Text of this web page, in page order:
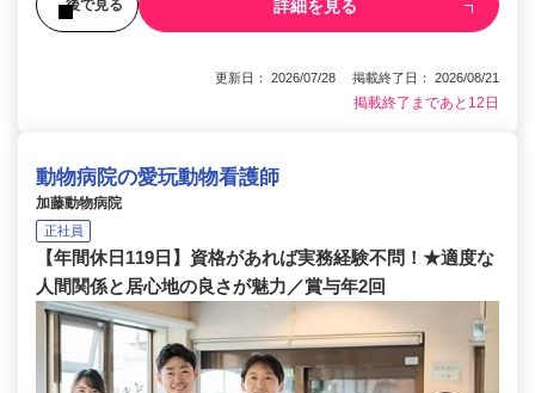
後で見る 詳細を見る
更新日： 2026/07/28 掲載終了日： 2026/08/21
掲載終了まであと12日
動物病院の愛玩動物看護師
加藤動物病院
正社員
【年間休日119日】資格があれば実務経験不問！★適度な
人間関係と居心地の良さが魅力／賞与年2回